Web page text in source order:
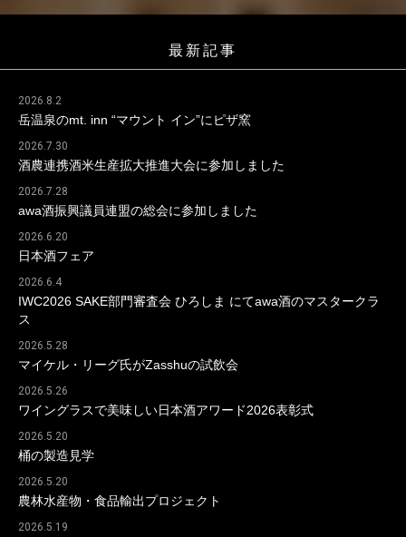
最新記事
2026.8.2
岳温泉のmt. inn “マウント イン”にピザ窯
2026.7.30
酒農連携酒米生産拡大推進大会に参加しました
2026.7.28
awa酒振興議員連盟の総会に参加しました
2026.6.20
日本酒フェア
2026.6.4
IWC2026 SAKE部門審査会 ひろしま にてawa酒のマスタークラ
ス
2026.5.28
マイケル・リーグ氏がZasshuの試飲会
2026.5.26
ワイングラスで美味しい日本酒アワード2026表彰式
2026.5.20
桶の製造見学
2026.5.20
農林水産物・食品輸出プロジェクト
2026.5.19